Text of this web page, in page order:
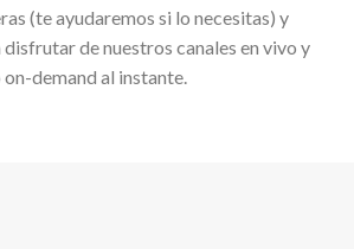
(te ayudaremos si lo necesitas) y
disfrutar de nuestros canales en vivo y
demand al instante.